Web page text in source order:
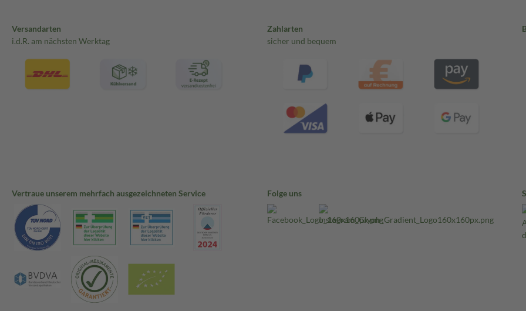
Versandarten
i.d.R. am nächsten Werktag
Zahlarten
sicher und bequem
Vertraue unserem mehrfach ausgezeichneten Service Folge uns